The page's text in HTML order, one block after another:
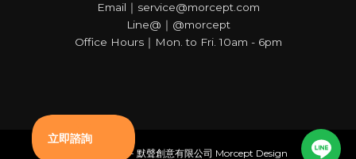
Email｜service@morcept.com
Line@｜@morcept
Office Hours｜Mon. to Fri. 10am - 6pm
© Copyright - 默聲創意有限公司 Morcept Design